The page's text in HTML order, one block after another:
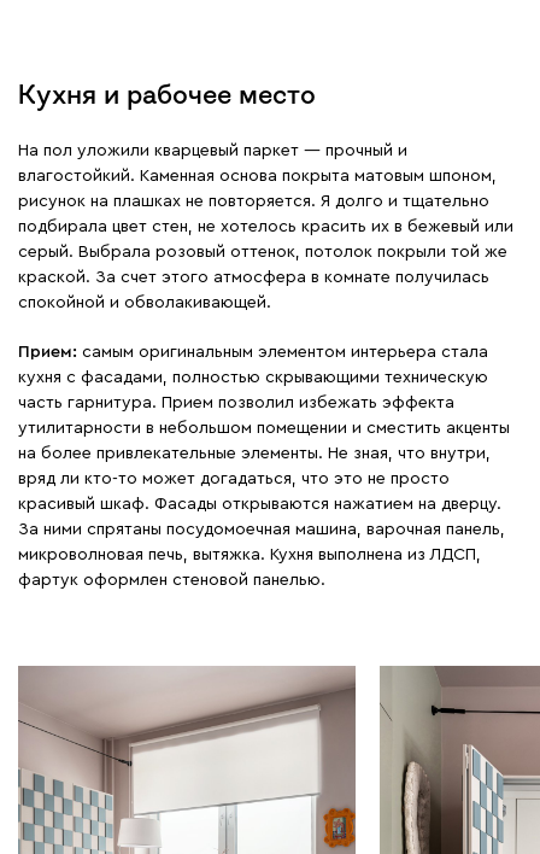
Кухня и рабочее место
На пол уложили кварцевый паркет — прочный и
влагостойкий. Каменная основа покрыта матовым шпоном,
рисунок на плашках не повторяется. Я долго и тщательно
подбирала цвет стен, не хотелось красить их в бежевый или
серый. Выбрала розовый оттенок, потолок покрыли той же
краской. За счет этого атмосфера в комнате получилась
спокойной и обволакивающей.
Прием: самым оригинальным элементом интерьера стала
кухня с фасадами, полностью скрывающими техническую
часть гарнитура. Прием позволил избежать эффекта
утилитарности в небольшом помещении и сместить акценты
на более привлекательные элементы. Не зная, что внутри,
вряд ли кто-то может догадаться, что это не просто
красивый шкаф. Фасады открываются нажатием на дверцу.
За ними спрятаны посудомоечная машина, варочная панель,
микроволновая печь, вытяжка. Кухня выполнена из ЛДСП,
фартук оформлен стеновой панелью.